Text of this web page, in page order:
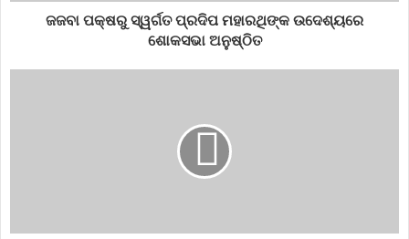
ତୁଳା: ନୂଆ ଭିତ୍ତି ରଖିବା ଲାଗି ଦିନଟି ଅନୁକୂଳ। ବେପାରରେ ଆଶାଜନକ ଫଳ
ପାଇବେ। କାହାରିକୁ ଧାର ଦେବା ପୂର୍ବରୁ ବୁଝି ବିଚାରି ନିଷ୍ପତ୍ତି ନିଅନ୍ତୁ।
ଜଜବା ପକ୍ଷରୁ ସ୍ୱର୍ଗତ ପ୍ରଦିପ ମହାରଥିଙ୍କ ଉଦେଶ୍ୟରେ
ଶୋକସଭା ଅନୁଷ୍ଠିତ